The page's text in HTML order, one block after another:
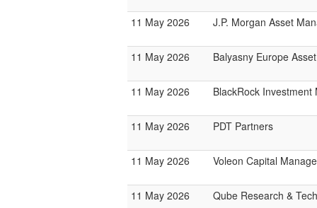
11 May 2026 J.P. Morgan Asset
11 May 2026 Balyasny Europe
11 May 2026 BlackRock Investment
11 May 2026 PDT Partners
11 May 2026 Voleon Capital
11 May 2026 Qube Research &